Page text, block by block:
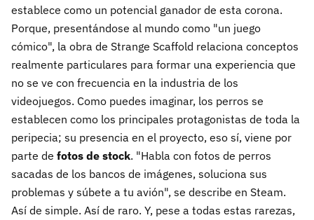
establece como un potencial ganador de esta corona.
Porque, presentándose al mundo como "un juego
cómico", la obra de Strange Scaffold relaciona conceptos
realmente particulares para formar una experiencia que
no se ve con frecuencia en la industria de los
videojuegos. Como puedes imaginar, los perros se
establecen como los principales protagonistas de toda la
peripecia; su presencia en el proyecto, eso sí, viene por
parte de fotos de stock. "Habla con fotos de perros
sacadas de los bancos de imágenes, soluciona sus
problemas y súbete a tu avión", se describe en Steam.
Así de simple. Así de raro. Y, pese a todas estas rarezas,